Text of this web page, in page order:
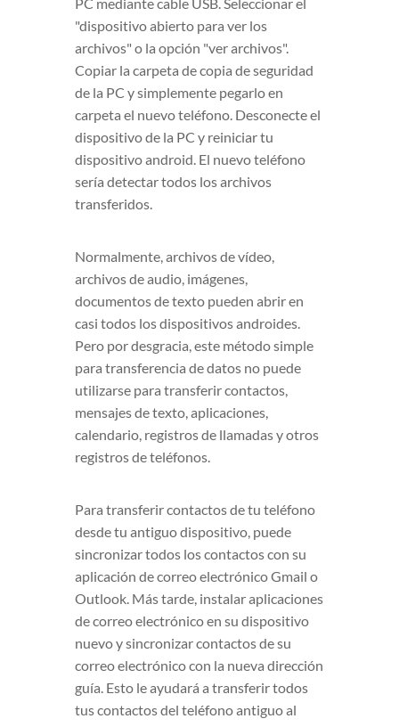
PC mediante cable USB. Seleccionar el
"dispositivo abierto para ver los
archivos" o la opción "ver archivos".
Copiar la carpeta de copia de seguridad
de la PC y simplemente pegarlo en
carpeta el nuevo teléfono. Desconecte el
dispositivo de la PC y reiniciar tu
dispositivo android. El nuevo teléfono
sería detectar todos los archivos
transferidos.
Normalmente, archivos de vídeo,
archivos de audio, imágenes,
documentos de texto pueden abrir en
casi todos los dispositivos androides.
Pero por desgracia, este método simple
para transferencia de datos no puede
utilizarse para transferir contactos,
mensajes de texto, aplicaciones,
calendario, registros de llamadas y otros
registros de teléfonos.
Para transferir contactos de tu teléfono
desde tu antiguo dispositivo, puede
sincronizar todos los contactos con su
aplicación de correo electrónico Gmail o
Outlook. Más tarde, instalar aplicaciones
de correo electrónico en su dispositivo
nuevo y sincronizar contactos de su
correo electrónico con la nueva dirección
guía. Esto le ayudará a transferir todos
tus contactos del teléfono antiguo al